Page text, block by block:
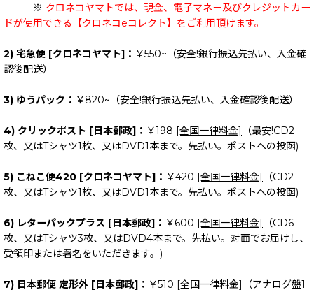
※ クロネコヤマトでは、現金、電子マネー及びクレジットカー
ドが使用できる【クロネコeコレクト】をご利用頂けます。
2) 宅急便 [クロネコヤマト]： ￥550~（安全!銀行振込先払い、入金確
認後配送）
3) ゆうパック： ￥820~（安全!銀行振込先払い、入金確認後配送）
4) クリックポスト [日本郵政]： ￥198 [全国一律料金]
（最安!CD2
枚、又はTシャツ1枚、又はDVD1本まで。先払い。ポストへの投函)
5) こねこ便420 [クロネコヤマト]： ￥420 [全国一律料金]
（CD2
枚、又はTシャツ1枚、又はDVD1本まで。先払い。ポストへの投函)
6) レターパックプラス [日本郵政]： ￥600 [全国一律料金]
（CD6
枚、又はTシャツ3枚、又はDVD4本まで。先払い。対面でお届けし、
受領印または署名をいただきます。)
7) 日本郵便 定形外 [日本郵政]： ￥510 [全国一律料金]
（アナログ盤1